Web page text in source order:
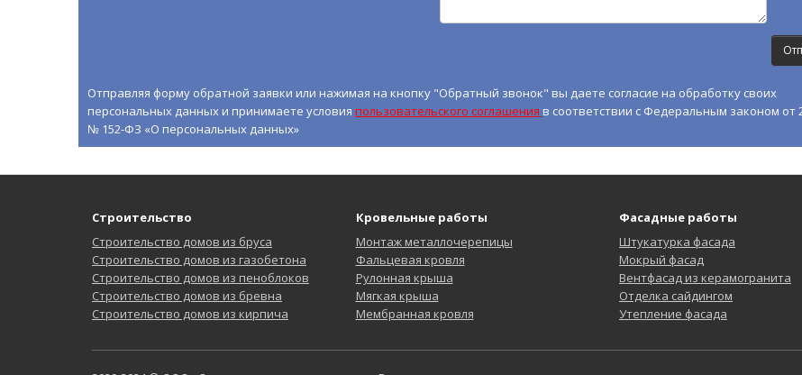
Отправляя форму обратной заявки или нажимая на кнопку "Обратный звонок" вы даете согласие на обработку своих
персональных данных и принимаете условия пользовательского соглашения в соответствии с Федеральным законом от
№ 152-ФЗ «О персональных данных»
Строительство
Строительство домов из бруса
Строительство домов из газобетона
Строительство домов из пеноблоков
Строительство домов из бревна
Строительство домов из кирпича
Кровельные работы
Монтаж металлочерепицы
Фальцевая кровля
Рулонная крыша
Мягкая крыша
Мембранная кровля
Фасадные работы
Штукатурка фасада
Мокрый фасад
Вентфасад из керамогранита
Отделка сайдингом
Утепление фасада